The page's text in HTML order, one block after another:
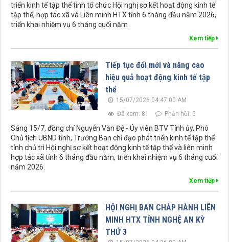
triển kinh tế tập thể tỉnh tổ chức Hội nghị sơ kết hoạt động kinh tế
tập thể, hợp tác xã và Liên minh HTX tỉnh 6 tháng đầu năm 2026,
triển khai nhiệm vụ 6 tháng cuối năm
Xem tiếp
Tiếp tục đổi mới và nâng cao
hiệu quả hoạt động kinh tế tập
thể
15/07/2026 04:47:00 AM
Đã xem: 81
Phản hồi: 0
Sáng 15/7, đồng chí Nguyễn Văn Đệ - Ủy viên BTV Tỉnh ủy, Phó
Chủ tịch UBND tỉnh, Trưởng Ban chỉ đạo phát triển kinh tế tập thể
tỉnh chủ trì Hội nghị sơ kết hoạt động kinh tế tập thể và liên minh
hợp tác xã tỉnh 6 tháng đầu năm, triển khai nhiệm vụ 6 tháng cuối
năm 2026.
Xem tiếp
HỘI NGHỊ BAN CHẤP HÀNH LIÊN
MINH HTX TỈNH NGHỆ AN KỲ
THỨ 3